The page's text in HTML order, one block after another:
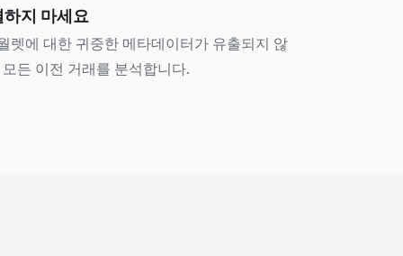
지 마세요
렛에 대한 귀중한 메타데이터가 유출되지 않
든 이전 거래를 분석합니다.